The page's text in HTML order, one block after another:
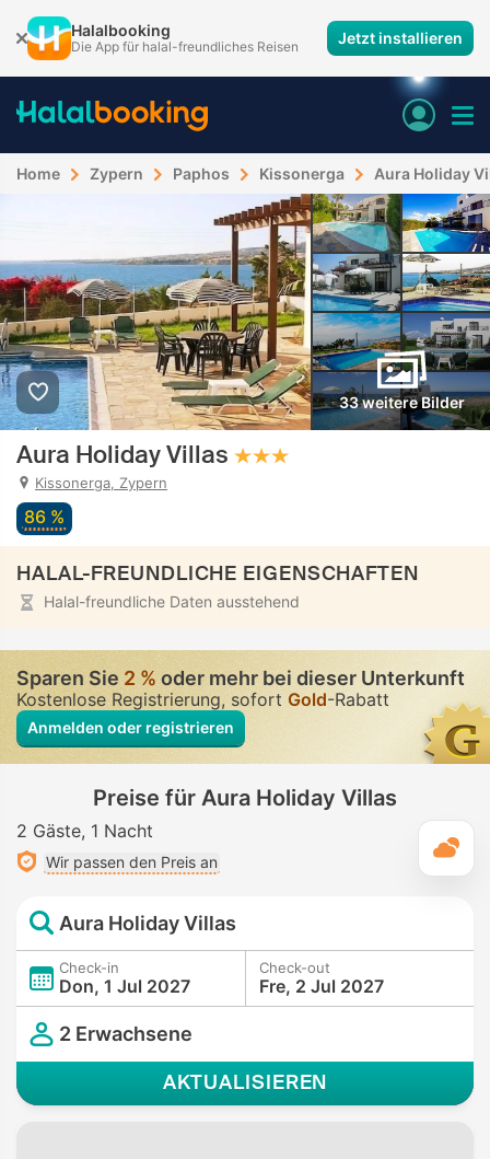
Halalbooking
Die App für halal-freundliches Reisen Jetzt installieren
Home Zypern Paphos Kissonerga Aura Holiday
33 weitere Bilder
Aura Holiday Villas
Kissonerga, Zypern
86 %
HALAL-FREUNDLICHE EIGENSCHAFTEN
Halal-freundliche Daten ausstehend
Sparen Sie2 %oder mehr bei dieser Unterkunft
Kostenlose Registrierung, sofort Gold-Rabatt
Anmelden oder registrieren
Preise für Aura Holiday Villas
2 Gäste 1 Nacht
Wir passen den Preis an
Aura Holiday Villas
Check-in
Don, 1 Jul 2027
Check-out
Fre, 2 Jul 2027
2 Erwachsene
AKTUALISIEREN